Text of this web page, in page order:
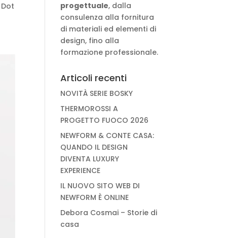
progettuale, dalla
consulenza alla fornitura
di materiali ed elementi di
design, fino alla
formazione professionale.
Articoli recenti
NOVITÀ SERIE BOSKY
THERMOROSSI A
PROGETTO FUOCO 2026
NEWFORM & CONTE CASA:
QUANDO IL DESIGN
DIVENTA LUXURY
EXPERIENCE
IL NUOVO SITO WEB DI
NEWFORM È ONLINE
Debora Cosmai – Storie di
casa